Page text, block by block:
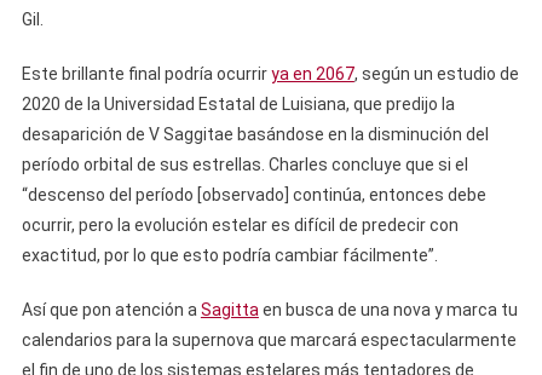
Gil.
Este brillante final podría ocurrirya en 2067, según un estudio de
2020 de la Universidad Estatal de Luisiana, que predijo la
desaparición de V Saggitae basándose en la disminución del
período orbital de sus estrellas. Charles concluye que si el
“descenso del período [observado] continúa, entonces debe
ocurrir, pero la evolución estelar es difícil de predecir con
exactitud, por lo que esto podría cambiar fácilmente”.
Así que pon atención a Sagitta en busca de una nova y marca tu
calendarios para la supernova que marcará espectacularmente
el fin de uno de los sistemas estelares más tentadores de